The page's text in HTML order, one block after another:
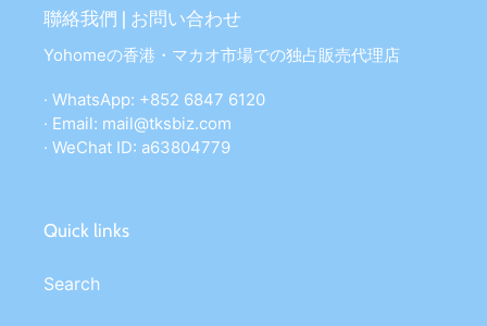
聯絡我們 | お問い合わせ
Yohomeの香港・マカオ市場での独占販売代理店
· WhatsApp: +852 6847 6120
· Email: mail@tksbiz.com
· WeChat ID: a63804779
Quick links
Search